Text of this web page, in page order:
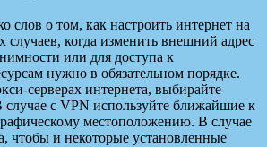
слов о том, как настроить интернет на
случаев, когда изменить внешний адрес
или для доступа к
нужно в обязательном порядке.
серверах интернета, выбирайте
с VPN используйте ближайшие к
местоположению. В случае
чтобы и некоторые установленные